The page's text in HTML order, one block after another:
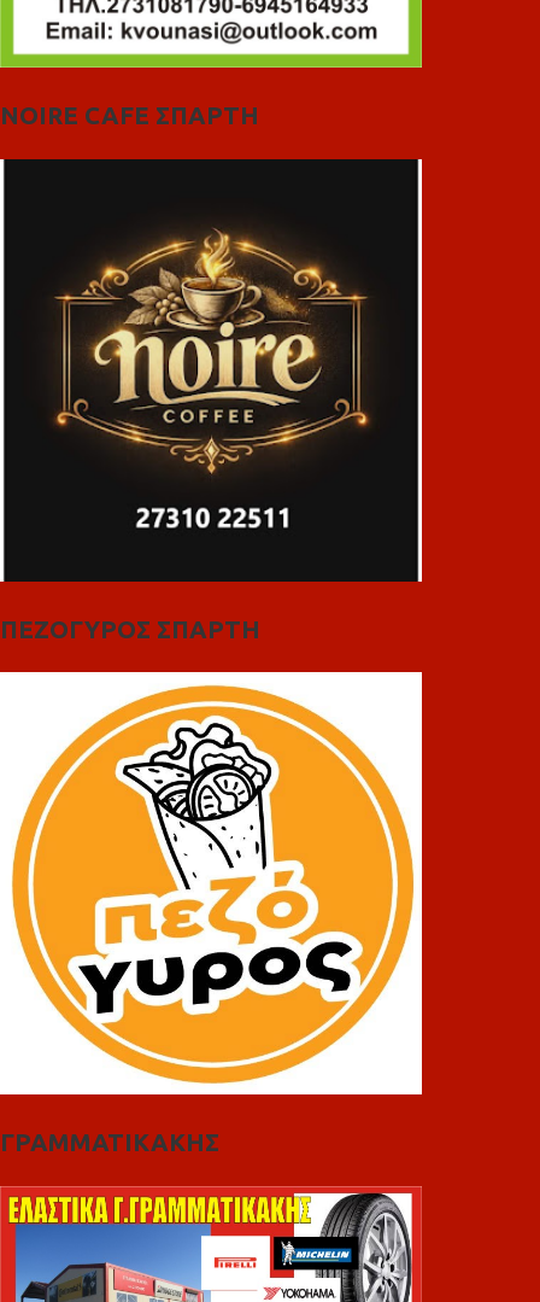
NOIRE CAFE ΣΠΑΡΤΗ
ΠΕΖΟΓΥΡΟΣ ΣΠΑΡΤΗ
ΓΡΑΜΜΑΤΙΚΑΚΗΣ